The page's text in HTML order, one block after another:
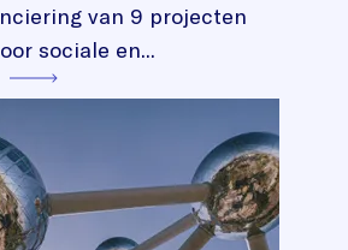
van 9 projecten
sociale en...